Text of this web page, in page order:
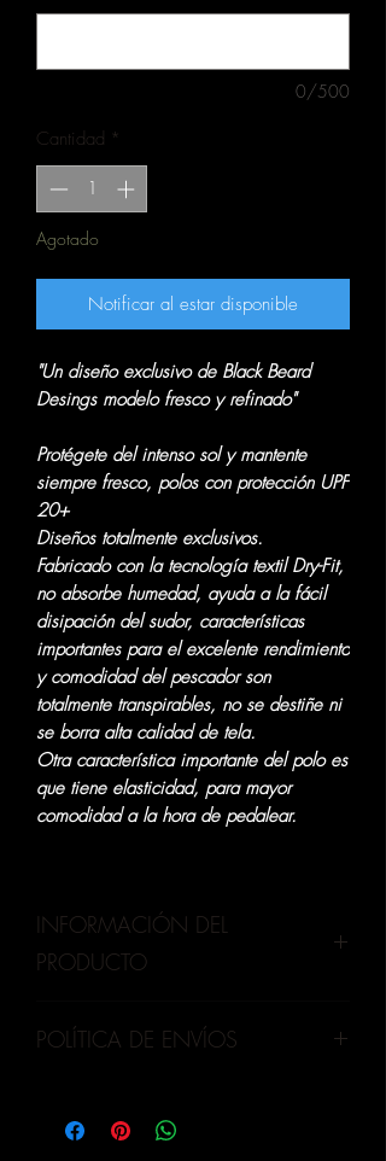
0/500
Cantidad *
Agotado
Notificar al estar disponible
"Un diseño exclusivo de Black Beard
Desings modelo fresco y refinado"
Protégete del intenso sol y mantente
siempre fresco, polos con protección UPF
20+
Diseños totalmente exclusivos.
Fabricado con la tecnología textil Dry-Fit,
no absorbe humedad, ayuda a la fácil
disipación del sudor, características
importantes para el excelente rendimiento
y comodidad del pescador son
totalmente transpirables, no se destiñe ni
se borra alta calidad de tela.
Otra característica importante del polo es
que tiene elasticidad, para mayor
comodidad a la hora de pedalear.
INFORMACIÓN DEL
PRODUCTO
de alta calidad, proteccion UPF 20+ Por
rayos ultravioleta del sol dañen la piel y
terminen causando enfermedades que
POLÍTICA DE ENVÍOS
para provincia y lima metropolitana
(costos adicionales)